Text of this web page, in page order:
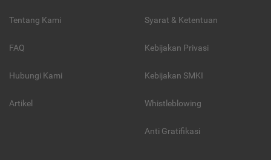
Tentang Kami
FAQ
Hubungi Kami
Artikel
Syarat & Ketentuan
Kebijakan Privasi
Kebijakan SMKI
Whistleblowing
Anti Gratifikasi